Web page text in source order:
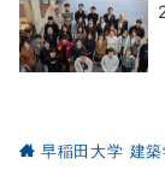
早稲田大学 建